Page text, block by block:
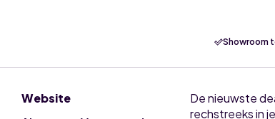
Showroom
Website
De nieuwste
rechstreeks in